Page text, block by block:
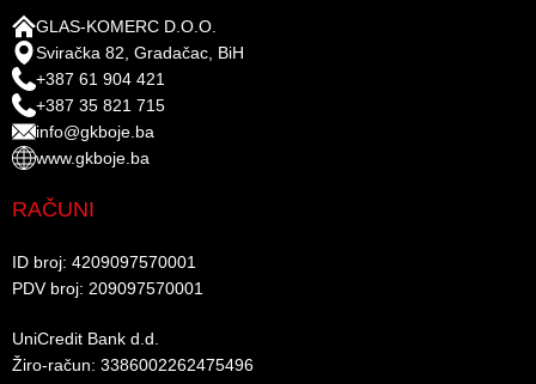
GLAS-KOMERC D.O.O.
Sviračka 82, Gradačac, BiH
+387 61 904 421
+387 35 821 715
info@gkboje.ba
www.gkboje.ba
RAČUNI
ID broj: 4209097570001​
PDV broj: 209097570001 ​
UniCredit Bank d.d.​
Žiro-račun: 3386002262475496​​